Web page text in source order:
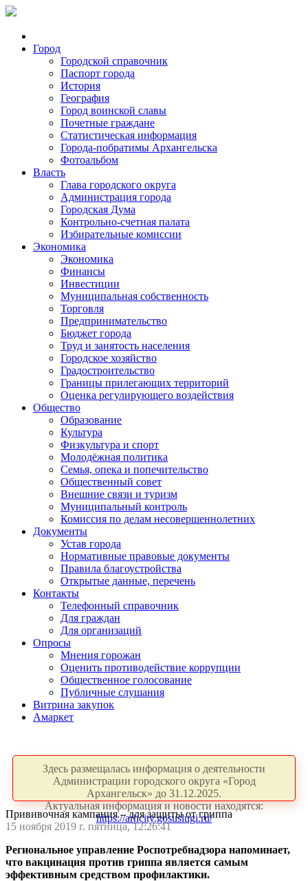
Город
Городской справочник
Паспорт города
История
География
Город воинской славы
Почетные граждане
Статистическая информация
Города-побратимы Архангельска
Фотоальбом
Власть
Глава городского округа
Администрация города
Городская Дума
Контрольно-счетная палата
Избирательные комиссии
Экономика
Экономика
Финансы
Инвестиции
Муниципальная собственность
Торговля
Предпринимательство
Бюджет города
Труд и занятость населения
Городское хозяйство
Градостроительство
Границы прилегающих территорий
Оценка регулирующего воздействия
Общество
Образование
Культура
Физкультура и спорт
Молодёжная политика
Семья, опека и попечительство
Общественный совет
Внешние связи и туризм
Муниципальный контроль
Комиссия по делам несовершеннолетних
Документы
Устав города
Нормативные правовые документы
Правила благоустройства
Открытые данные, перечень
Контакты
Телефонный справочник
Для граждан
Для организаций
Опросы
Мнения горожан
Оценить противодействие коррупции
Общественное голосование
Публичные слушания
Витрина закупок
Амаркет
Здесь размещалась информация о деятельности
Администрации городского округа «Город
Архангельск» до 31.12.2025.
Актуальная информация и новости находятся:
https://arhcity.gosuslugi.ru/
Прививочная кампания – для защиты от гриппа
15 ноября 2019 г. пятница, 12:26:41
Региональное управление Роспотребнадзора напоминает,
что вакцинация против гриппа является самым
эффективным средством профилактики.